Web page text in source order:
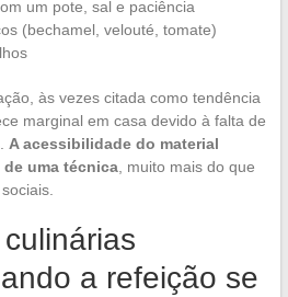
um pote, sal e paciência
(bechamel, velouté, tomate)
às vezes citada como tendência
marginal em casa devido à falta de
A acessibilidade do material
uma técnica, muito mais do que
a refeição se